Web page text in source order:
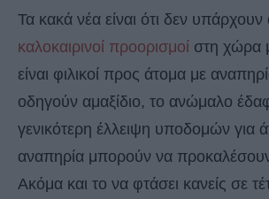
Τα κακά νέα είναι ότι δεν
καλοκαιρινοί προορισμοί στη χώρα
είναι φιλικοί προς άτομα με
οδηγούν αμαξίδιο, το ανώμαλο
γενικότερη έλλειψη υποδομών για
αναπηρία μπορούν να
Ακόμα και το να φτάσει κανείς σε